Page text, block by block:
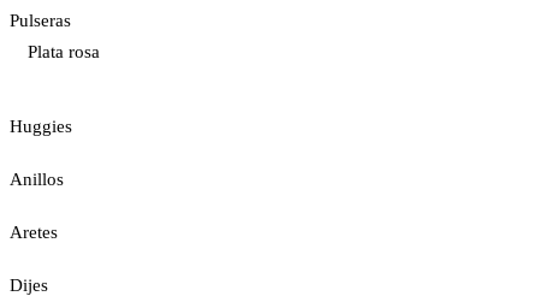
Pulseras
Plata rosa
Huggies
Anillos
Aretes
Dijes